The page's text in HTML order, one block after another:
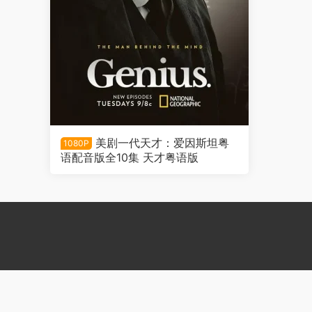
1080P
美剧一代天才：爱因斯坦粤
语配音版全10集 天才粤语版